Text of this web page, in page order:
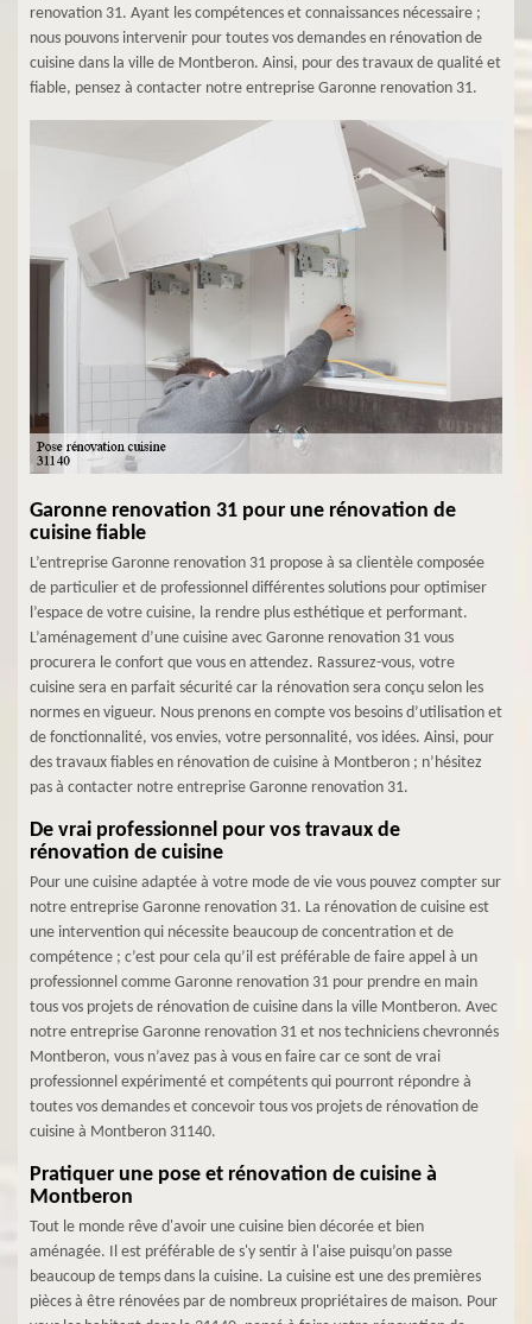
renovation 31. Ayant les compétences et connaissances nécessaire ;
nous pouvons intervenir pour toutes vos demandes en rénovation de
cuisine dans la ville de Montberon. Ainsi, pour des travaux de qualité et
fiable, pensez à contacter notre entreprise Garonne renovation 31.
Garonne renovation 31 pour une rénovation de
cuisine fiable
L’entreprise Garonne renovation 31 propose à sa clientèle composée
de particulier et de professionnel différentes solutions pour optimiser
l’espace de votre cuisine, la rendre plus esthétique et performant.
L’aménagement d’une cuisine avec Garonne renovation 31 vous
procurera le confort que vous en attendez. Rassurez-vous, votre
cuisine sera en parfait sécurité car la rénovation sera conçu selon les
normes en vigueur. Nous prenons en compte vos besoins d’utilisation et
de fonctionnalité, vos envies, votre personnalité, vos idées. Ainsi, pour
des travaux fiables en rénovation de cuisine à Montberon ; n’hésitez
pas à contacter notre entreprise Garonne renovation 31.
De vrai professionnel pour vos travaux de
rénovation de cuisine
Pour une cuisine adaptée à votre mode de vie vous pouvez compter sur
notre entreprise Garonne renovation 31. La rénovation de cuisine est
une intervention qui nécessite beaucoup de concentration et de
compétence ; c’est pour cela qu’il est préférable de faire appel à un
professionnel comme Garonne renovation 31 pour prendre en main
tous vos projets de rénovation de cuisine dans la ville Montberon. Avec
notre entreprise Garonne renovation 31 et nos techniciens chevronnés
Montberon, vous n’avez pas à vous en faire car ce sont de vrai
professionnel expérimenté et compétents qui pourront répondre à
toutes vos demandes et concevoir tous vos projets de rénovation de
cuisine à Montberon 31140.
Pratiquer une pose et rénovation de cuisine à
Montberon
Tout le monde rêve d'avoir une cuisine bien décorée et bien
aménagée. Il est préférable de s'y sentir à l'aise puisqu’on passe
beaucoup de temps dans la cuisine. La cuisine est une des premières
pièces à être rénovées par de nombreux propriétaires de maison. Pour